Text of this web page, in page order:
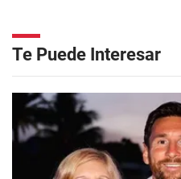
Te Puede Interesar